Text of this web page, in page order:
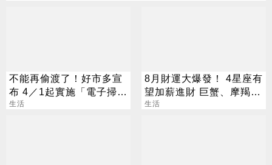
不能再偷渡了！好市多宣
布 4／1起實施「電子掃
卡」入場
生活
8月財運大爆發！ 4星座有
望加薪進財 巨蟹、摩羯最
有感
生活